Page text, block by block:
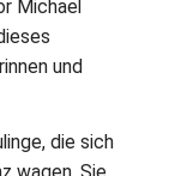
Michael
und
die sich
wagen. Sie